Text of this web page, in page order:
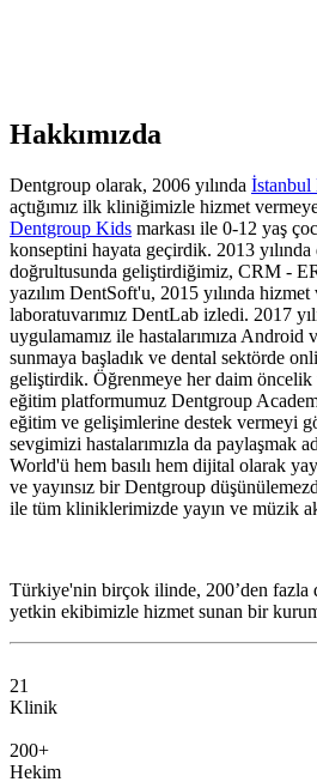
Hakkımızda
Dentgroup olarak, 2006 yılında İstanbul
açtığımız ilk kliniğimizle hizmet
Dentgroup Kids markası ile 0-12 yaş
konseptini hayata geçirdik. 2013
doğrultusunda geliştirdiğimiz, CRM -
yazılım DentSoft'u, 2015 yılında
laboratuvarımız DentLab izledi. 2017
uygulamamız ile hastalarımıza Android
sunmaya başladık ve dental sektörde
geliştirdik. Öğrenmeye her daim
eğitim platformumuz Dentgroup
eğitim ve gelişimlerine destek vermeyi
sevgimizi hastalarımızla da paylaşmak
World'ü hem basılı hem dijital olarak
ve yayınsız bir Dentgroup
ile tüm kliniklerimizde yayın ve müzik
Türkiye'nin birçok ilinde, 200’den fazla
yetkin ekibimizle hizmet sunan bir
21
Klinik
200+
Hekim